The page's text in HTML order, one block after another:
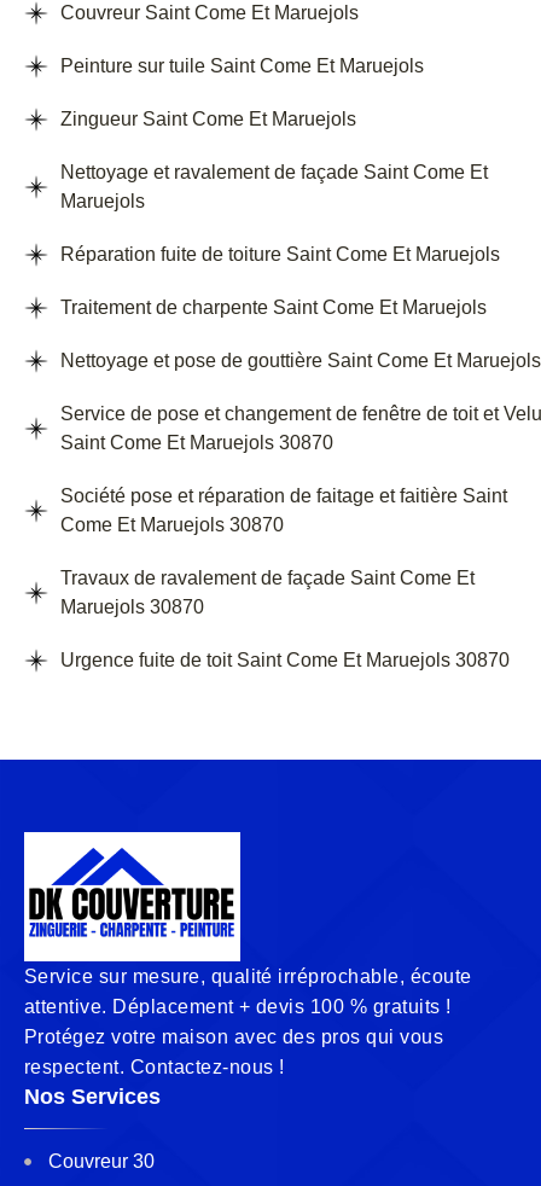
Couvreur Saint Come Et Maruejols
Peinture sur tuile Saint Come Et Maruejols
Zingueur Saint Come Et Maruejols
Nettoyage et ravalement de façade Saint Come Et
Maruejols
Réparation fuite de toiture Saint Come Et Maruejols
Traitement de charpente Saint Come Et Maruejols
Nettoyage et pose de gouttière Saint Come Et Maruejols
Service de pose et changement de fenêtre de toit et
Saint Come Et Maruejols 30870
Société pose et réparation de faitage et faitière Saint
Come Et Maruejols 30870
Travaux de ravalement de façade Saint Come Et
Maruejols 30870
Urgence fuite de toit Saint Come Et Maruejols 30870
Service sur mesure, qualité irréprochable, écoute
attentive. Déplacement + devis 100 % gratuits !
Protégez votre maison avec des pros qui vous
respectent. Contactez-nous !
Nos Services
Couvreur 30